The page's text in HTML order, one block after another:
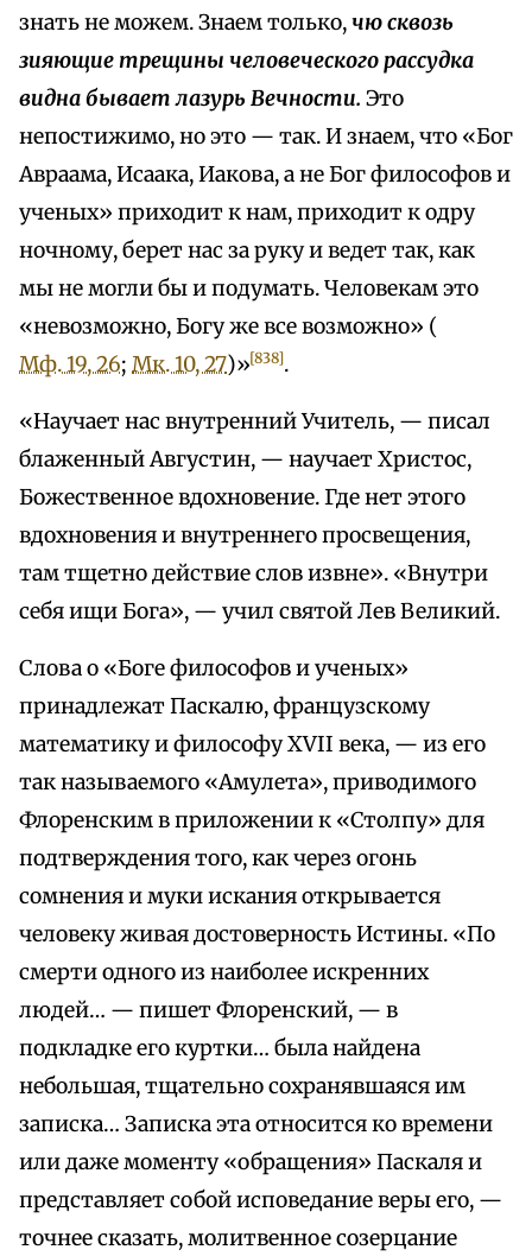
знать не можем. Знаем только,чю сквозь
зияющие трещины человеческого рассудка
видна бывает лазурь Вечности. Это
непостижимо, но это — так. И знаем, что «Бог
Авраама, Исаака, Иакова, а не Бог философов и
ученых» приходит к нам, приходит к одру
ночному, берет нас за руку и ведет так, как
мы не могли бы и подумать. Человекам это
«невозможно, Богу же все возможно» (
Мф. 19, 26; Мк. 10, 27)»[838].
«Научает нас внутренний Учитель, — писал
блаженный Августин, — научает Христос,
Божественное вдохновение. Где нет этого
вдохновения и внутреннего просвещения,
там тщетно действие слов извне». «Внутри
себя ищи Бога», — учил святой Лев Великий.
Слова о «Боге философов и ученых»
принадлежат Паскалю, французскому
математику и философу XVII века, — из его
так называемого «Амулета», приводимого
Флоренским в приложении к «Столпу» для
подтверждения того, как через огонь
сомнения и муки искания открывается
человеку живая достоверность Истины. «По
смерти одного из наиболее искренних
людей… — пишет Флоренский, — в
подкладке его куртки… была найдена
небольшая, тщательно сохранявшаяся им
записка… Записка эта относится ко времени
или даже моменту «обращения» Паскаля и
представляет собой исповедание веры его, —
точнее сказать, молитвенное созерцание